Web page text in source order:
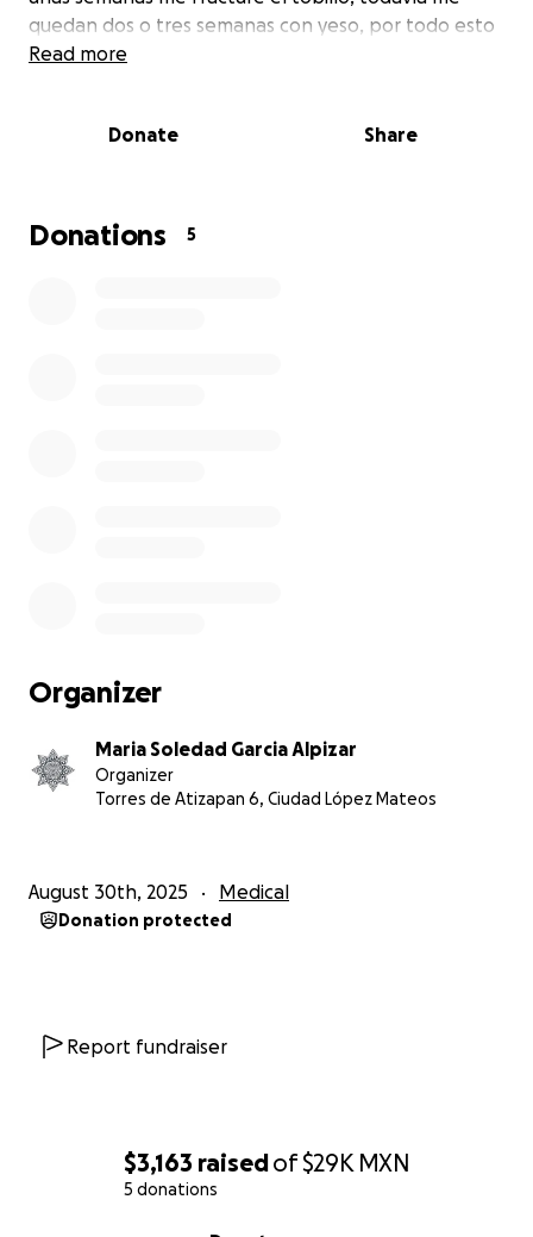
$3,163 raisedof$29K MXN
5 donations
quedan dos o tres semanas con yeso, por todo esto
no me es posible trabajar por el momento y es por
transporte, alimentación, material de curación etc.
Quiero agradecer a todos los que me han apoyado
Read more
Donate Share
Donations 5
Organizer
Maria Soledad Garcia Alpizar
Organizer
Torres de Atizapan 6, Ciudad López Mateos
August 30th, 2025 Medical
Donation protected
Report fundraiser